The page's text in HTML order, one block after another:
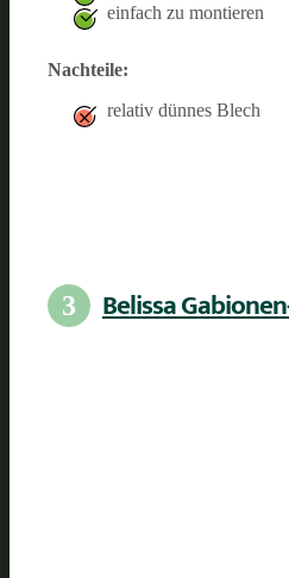
einfach zu montieren
Nachteile:
relativ dünnes Blech
3 Belissa